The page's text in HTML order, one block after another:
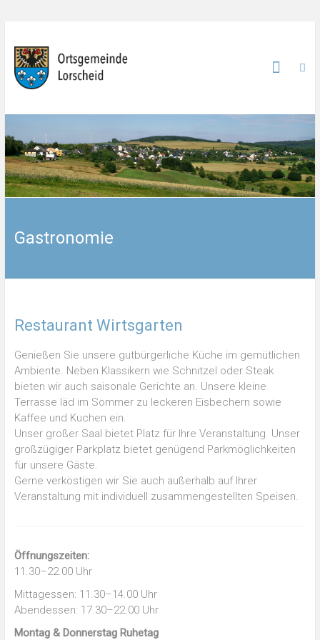
Gastronomie
Restaurant Wirtsgarten
Genießen Sie unsere gutbürgerliche Küche im gemütlichen
Ambiente. Neben Klassikern wie Schnitzel oder Steak
bieten wir auch saisonale Gerichte an. Unsere kleine
Terrasse läd im Sommer zu leckeren Eisbechern sowie
Kaffee und Kuchen ein.
Unser großer Saal bietet Platz für Ihre Veranstaltung. Unser
großzügiger Parkplatz bietet genügend Parkmöglichkeiten
für unsere Gäste.
Gerne verköstigen wir Sie auch außerhalb auf Ihrer
Veranstaltung mit individuell zusammengestellten Speisen.
Öffnungszeiten:
11.30–22.00 Uhr
Mittagessen: 11.30–14.00 Uhr
Abendessen: 17.30–22.00 Uhr
Montag & Donnerstag Ruhetag